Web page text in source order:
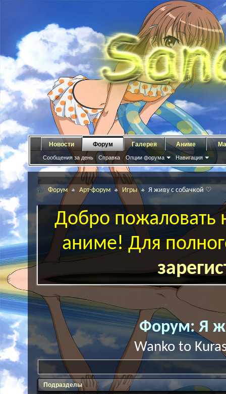
Новости Форум
Сообщения за день Справка Опции форума Навигация
Галерея Аниме
Форум Арт-форум Игры Я живу с собачкой ♡
Добро пожаловать
аниме! Для
Форум:Я
Wanko to
Подразделы